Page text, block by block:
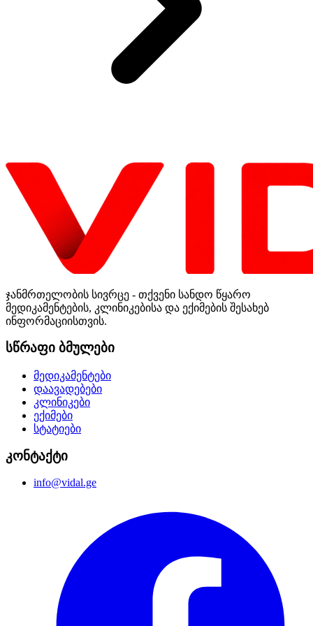
ჯანმრთელობის სივრცე - თქვენი სანდო წყარო
მედიკამენტების, კლინიკებისა და ექიმების შესახებ
ინფორმაციისთვის.
სწრაფი ბმულები
მედიკამენტები
დაავადებები
კლინიკები
ექიმები
სტატიები
კონტაქტი
info@vidal.ge